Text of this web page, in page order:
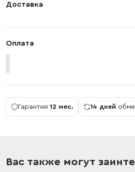
Доставка
Оплата
Гарантия 12 мес. 14 дней
Вас также могут